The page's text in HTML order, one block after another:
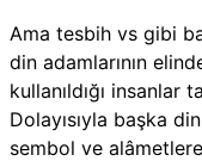
Ama tesbih vs gibi
din adamlarının
kullanıldığı insanlar
Dolayısıyla başka
sembol ve